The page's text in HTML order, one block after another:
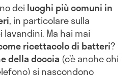
dei luoghi più comuni in
, in particolare sulla
Ma hai mai
ricettacolo di batteri?
della doccia (c’è anche chi
si nascondono